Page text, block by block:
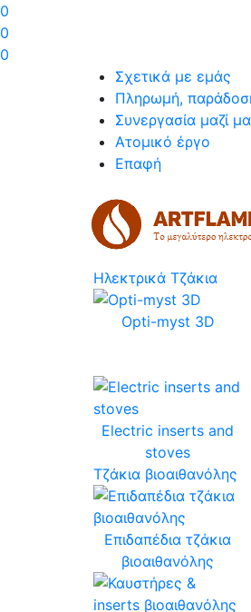
0
0
0
Σχετικά με εμάς
Πληρωμή,
Συνεργασία μαζί
Ατομικό έργο
Επαφή
Ηλεκτρικά Τζάκια
Opti-myst 3D
Electric inserts and
stoves
Τζάκια βιοαιθανόλης
Επιδαπέδια τζάκια
βιοαιθανόλης